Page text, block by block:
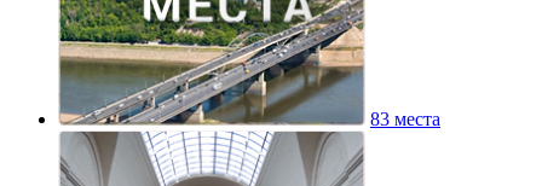
83 места